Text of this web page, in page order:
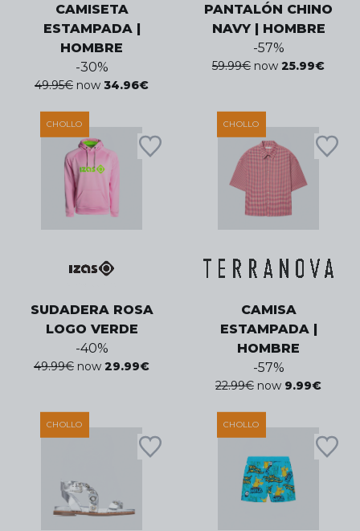
CAMISETA
ESTAMPADA |
HOMBRE
-30%
49.95€ now 34.96€
PANTALÓN CHINO
NAVY | HOMBRE
-57%
59.99€ now 25.99€
CHOLLO
SUDADERA ROSA
LOGO VERDE
-40%
49.99€ now 29.99€
CHOLLO
CAMISA
ESTAMPADA |
HOMBRE
-57%
22.99€ now 9.99€
CHOLLO CHOLLO